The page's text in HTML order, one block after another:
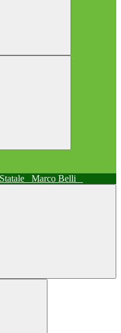
Marco Belli